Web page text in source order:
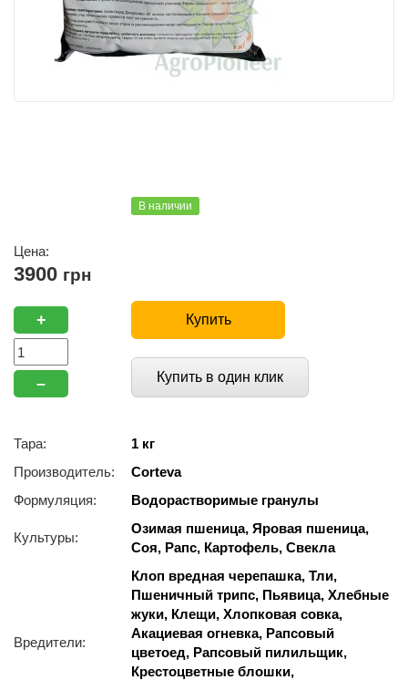
В наличии
Цена:
3900 грн
+
–
Купить
Купить в один клик
Тара:
1 кг
Производитель:
Corteva
Формуляция:
Водорастворимые гранулы
Культуры:
Озимая пшеница, Яровая пшеница,
Соя, Рапс, Картофель, Свекла
Вредители:
Клоп вредная черепашка, Тли,
Пшеничный трипс, Пьявица, Хлебные
жуки, Клещи, Хлопковая совка,
Акациевая огневка, Рапсовый
цветоед, Рапсовый пилильщик,
Крестоцветные блошки,